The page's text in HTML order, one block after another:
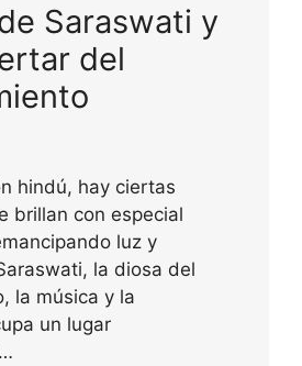
Saraswati y
del
hindú, hay ciertas
brillan con especial
luz y
la diosa del
la música y la
un lugar